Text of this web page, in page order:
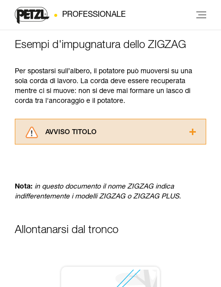
PROFESSIONALE
Esempi d'impugnatura dello ZIGZAG
Per spostarsi sull’albero, il potatore può muoversi su una
sola corda di lavoro. La corda deve essere recuperata
mentre ci si muove: non si deve mai formare un lasco di
corda tra l'ancoraggio e il potatore.
AVVISO TITOLO
capire queste ulteriori informazioni.
La padronanza di queste tecniche richiede una
capacità di rifare la manovra, da soli, in piena
Nota: in questo documento il nome ZIGZAG indica
indifferentemente i modelli ZIGZAG o ZIGZAG PLUS.
Allontanarsi dal tronco